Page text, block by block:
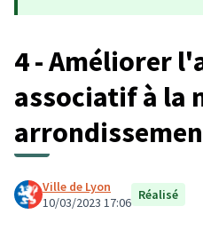
4 - Améliorer
associatif à la
Ville de Lyon
10/03/2023 17:06 Réalisé